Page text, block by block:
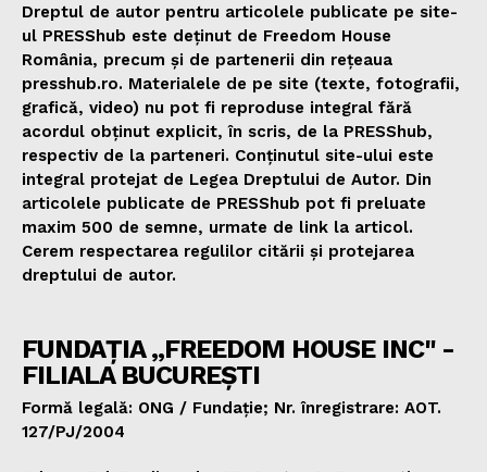
Dreptul de autor pentru articolele publicate pe site-
ul PRESShub este deținut de Freedom House
România, precum și de partenerii din rețeaua
presshub.ro. Materialele de pe site (texte, fotografii,
grafică, video) nu pot fi reproduse integral fără
acordul obținut explicit, în scris, de la PRESShub,
respectiv de la parteneri. Conținutul site-ului este
integral protejat de Legea Dreptului de Autor. Din
articolele publicate de PRESShub pot fi preluate
maxim 500 de semne, urmate de link la articol.
Cerem respectarea regulilor citării și protejarea
dreptului de autor.
FUNDAȚIA „FREEDOM HOUSE INC" -
FILIALA BUCUREȘTI
Formă legală: ONG / Fundație; Nr. înregistrare: AOT.
127/PJ/2004